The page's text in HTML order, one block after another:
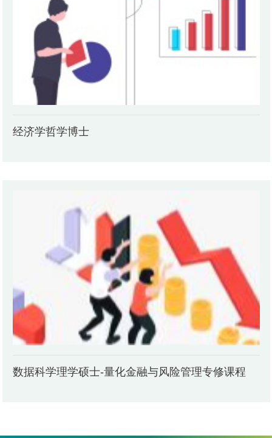
经济学哲学博士
数据科学理学硕士-量化金融与风险管理专修课程